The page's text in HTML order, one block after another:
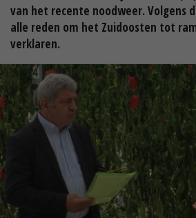
van het recente noodweer. Volgens
alle reden om het Zuidoosten tot
verklaren.